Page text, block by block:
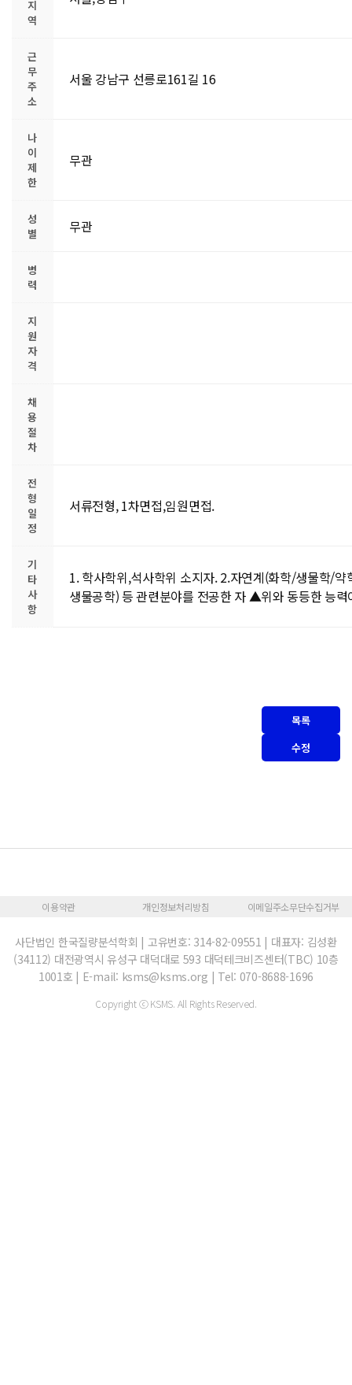
지
역
근
무
주
소
서울 강남구 선릉로161길 16
나
이
제
한
무관
성
별
무관
병
력
지
원
자
격
채
용
절
차
전
형
일
정
서류전형, 1차면접,임원면접.
기
타
사
항
1. 학사학위,석사학위 소지자. 2.자연계(화학/생물학/
생물공학) 등 관련분야를 전공한 자 ▲위와 동등한 능
목록
수정
이용약관 개인정보처리방침 이메일주소무단수집거부
사단법인 한국질량분석학회 | 고유번호: 314-82-09551 | 대표자: 김성환
(34112) 대전광역시 유성구 대덕대로 593 대덕테크비즈센터(TBC) 10층
1001호 | E-mail: ksms@ksms.org | Tel: 070-8688-1696
Copyright ⓒ KSMS. All Rights Reserved.